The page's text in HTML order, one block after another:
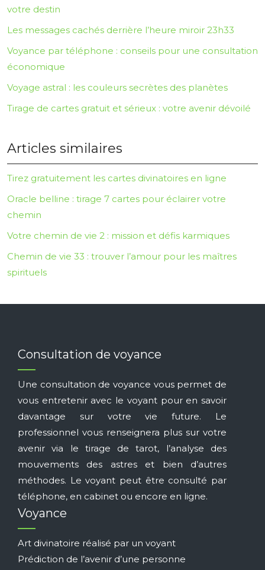
votre destin
Les messages cachés derrière l’heure miroir 23h33
Voyance par téléphone : conseils pour une consultation
économique
Voyage astral : les couleurs secrètes des planètes
Tirage de cartes gratuit et sérieux : votre avenir dévoilé
Articles similaires
Tirez gratuitement les cartes divinatoires en ligne
Oracle belline : tirage 7 cartes pour éclairer votre
chemin
Votre chemin de vie 2 : mission et défis karmiques
Chemin de vie 33 : trouver l’amour pour les maîtres
spirituels
Consultation de voyance
Une consultation de voyance vous permet de
vous entretenir avec le voyant pour en savoir
davantage sur votre vie future. Le
professionnel vous renseignera plus sur votre
avenir via le tirage de tarot, l’analyse des
mouvements des astres et bien d’autres
méthodes. Le voyant peut être consulté par
téléphone, en cabinet ou encore en ligne.
Voyance
Art divinatoire réalisé par un voyant
Prédiction de l’avenir d’une personne